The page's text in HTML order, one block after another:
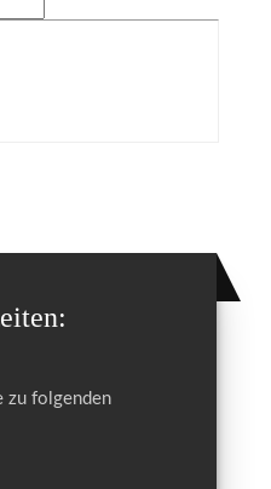
zu folgenden